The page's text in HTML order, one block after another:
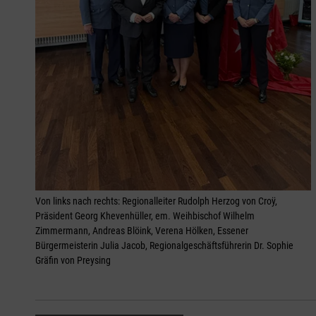
Von links nach rechts: Regionalleiter Rudolph Herzog von Croÿ,
Präsident Georg Khevenhüller, em. Weihbischof Wilhelm
Zimmermann, Andreas Blöink, Verena Hölken, Essener
Bürgermeisterin Julia Jacob, Regionalgeschäftsführerin Dr. Sophie
Gräfin von Preysing